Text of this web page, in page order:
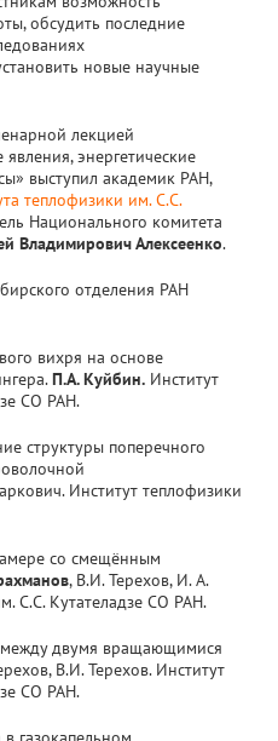
обсудить последние
новые научные
лекцией
энергетические
выступил академик РАН,
теплофизики им. С.С.
Национального комитета
Владимирович Алексеенко.
отделения РАН
вихря на основе
П.А. Куйбин. Институт
СО РАН.
структуры поперечного
Институт теплофизики
со смещённым
, В.И. Терехов, И. А.
С.С. Кутателадзе СО РАН.
двумя вращающимися
В.И. Терехов. Институт
СО РАН.